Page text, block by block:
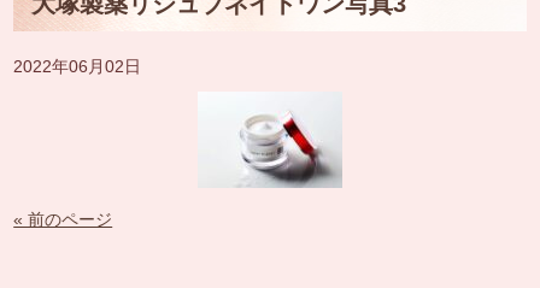
2022年06月02日
« 前のページ